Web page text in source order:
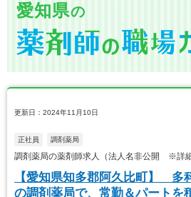
愛知県の
更新日：2024年11月10日
正社員 調剤薬局
調剤薬局の薬剤師求人（法人名非公開 ※詳細
【愛知県知多郡阿久比町】 多
の調剤薬局で、常勤＆パートを